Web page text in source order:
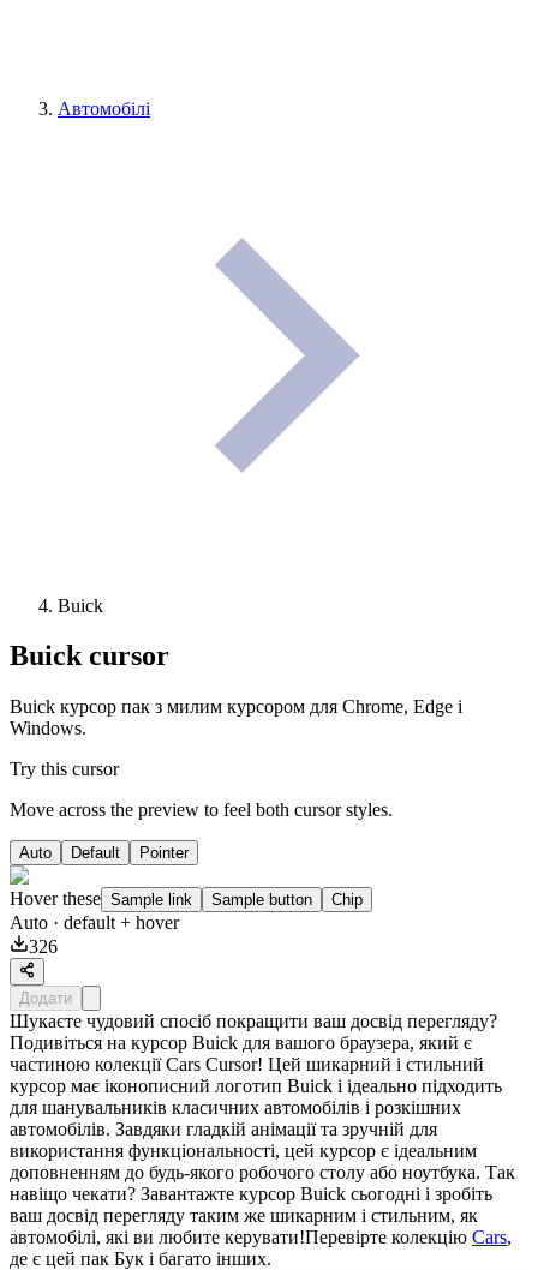
Автомобілі
Buick
Buickcursor
Buick курсор пак з милим курсором для Chrome, Edge і
Windows.
Try this cursor
Move across the preview to feel both cursor styles.
Auto Default Pointer
Hover these Sample link Sample button Chip
Auto · default + hover
326
Додати
Шукаєте чудовий спосіб покращити ваш досвід перегляду?
Подивіться на курсор Buick для вашого браузера, який є
частиною колекції Cars Cursor! Цей шикарний і стильний
курсор має іконописний логотип Buick і ідеально підходить
для шанувальників класичних автомобілів і розкішних
автомобілів. Завдяки гладкій анімації та зручній для
використання функціональності, цей курсор є ідеальним
доповненням до будь-якого робочого столу або ноутбука. Так
навіщо чекати? Завантажте курсор Buick сьогодні і зробіть
ваш досвід перегляду таким же шикарним і стильним, як
автомобілі, які ви любите керувати!Перевірте колекцію Cars,
де є цей пак Бук і багато інших.